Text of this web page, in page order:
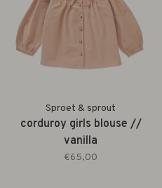
Sproet & sprout
corduroy girls blouse //
vanilla
€65,00